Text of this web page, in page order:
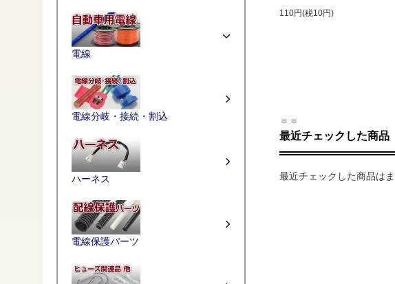
110円(税10円)
＝＝
最近チェックした商品
最近チェックした商品はま
電線
電線分岐・接続・割込
ハーネス
電線保護パーツ